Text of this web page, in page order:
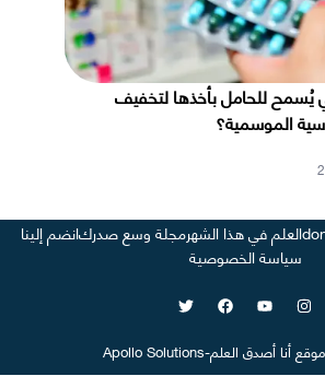
يُسمح للحامل بأخذها لتخفيف
الموسمية؟
العلم في هذا الشهرمجلة وسع صدركانضم إلينا
سياسة الخصوصية
موقعأنا أصدق العلم-
Apollo Solutions